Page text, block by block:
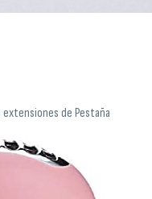
de Pestaña